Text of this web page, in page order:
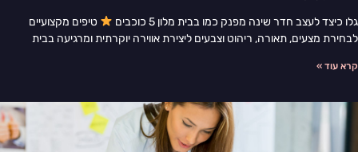
גלו כיצד לעצב חדר שינה מפנק כמו בבית מלון 5 כוכבים
טיפים מקצועיים
לבחירת מצעים, תאורה, ריהוט וצבעים ליצירת אווירה יוקרתית ומרגיעה בבית
קרא עוד »